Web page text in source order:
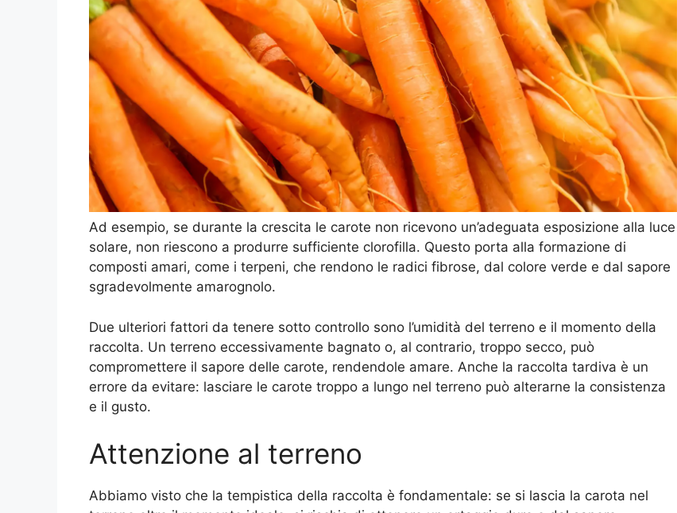
Ad esempio, se durante la crescita le carote non ricevono un’adeguata esposizione alla luce
solare, non riescono a produrre sufficiente clorofilla. Questo porta alla formazione di
composti amari, come i terpeni, che rendono le radici fibrose, dal colore verde e dal sapore
sgradevolmente amarognolo.
Due ulteriori fattori da tenere sotto controllo sono l’umidità del terreno e il momento della
raccolta. Un terreno eccessivamente bagnato o, al contrario, troppo secco, può
compromettere il sapore delle carote, rendendole amare. Anche la raccolta tardiva è un
errore da evitare: lasciare le carote troppo a lungo nel terreno può alterarne la consistenza
e il gusto.
Attenzione al terreno
Abbiamo visto che la tempistica della raccolta è fondamentale: se si lascia la carota nel